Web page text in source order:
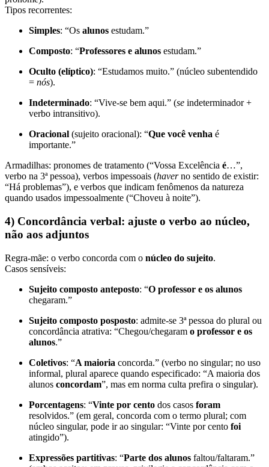
Tipos recorrentes:
Simples: “Os alunos estudam.”
Composto: “Professores e alunos estudam.”
Oculto (elíptico): “Estudamos muito.” (núcleo subentendido
= nós).
Indeterminado: “Vive-se bem aqui.” (se indeterminador +
verbo intransitivo).
Oracional (sujeito oracional): “Que você venha é
importante.”
Armadilhas: pronomes de tratamento (“Vossa Excelência é…”,
verbo na 3ª pessoa), verbos impessoais (haverno sentido de existir:
“Há problemas”), e verbos que indicam fenômenos da natureza
quando usados impessoalmente (“Choveu à noite”).
4) Concordância verbal: ajuste o verbo ao núcleo,
não aos adjuntos
Regra-mãe: o verbo concorda com o núcleo do sujeito.
Casos sensíveis:
Sujeito composto anteposto: “O professor e os alunos
chegaram.”
Sujeito composto posposto: admite-se 3ª pessoa do plural ou
concordância atrativa: “Chegou/chegaram o professor e os
alunos.”
Coletivos: “A maioria concorda.” (verbo no singular; no uso
informal, plural aparece quando especificado: “A maioria dos
alunos concordam”, mas em norma culta prefira o singular).
Porcentagens: “Vinte por cento dos casos foram
resolvidos.” (em geral, concorda com o termo plural; com
núcleo singular, pode ir ao singular: “Vinte por cento foi
atingido”).
Expressões partitivas: “Parte dos alunos faltou/faltaram.”